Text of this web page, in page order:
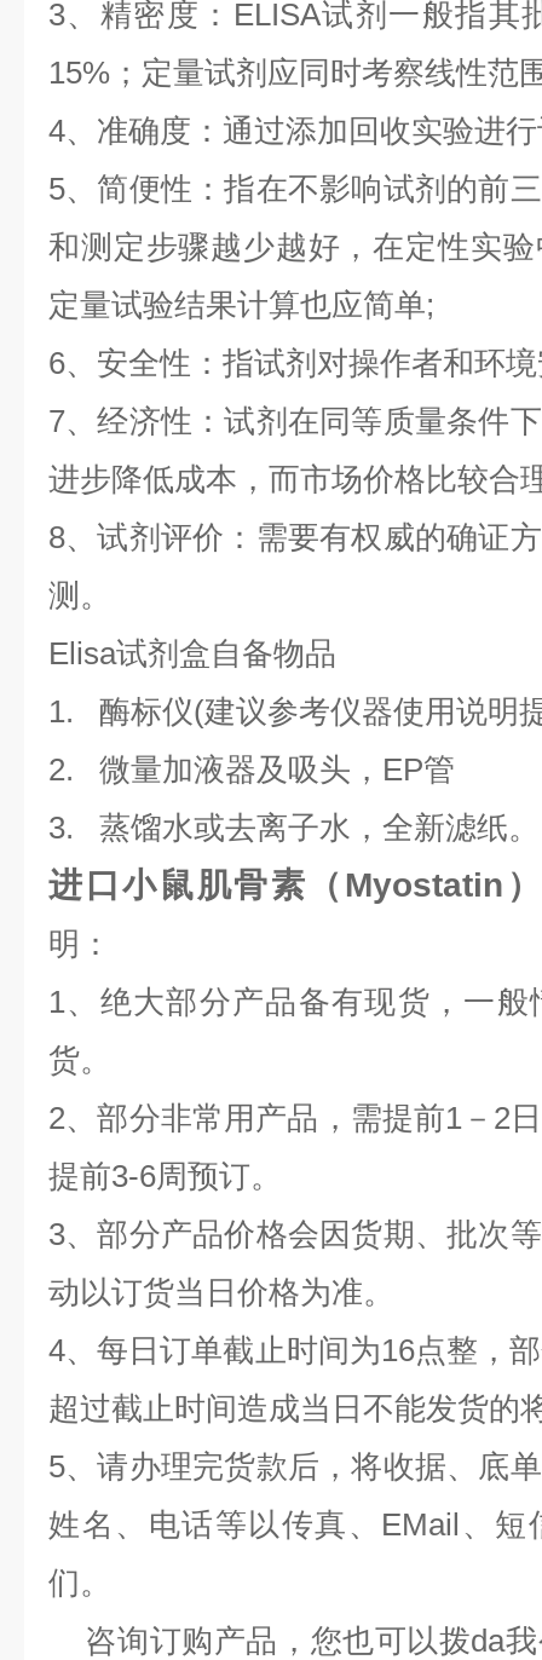
3、精密度：ELISA试剂一般指其
15%；定量试剂应同时考察线性范
4、准确度：通过添加回收实验进
5、简便性：指在不影响试剂的前
和测定步骤越少越好，在定性实
定量试验结果计算也应简单;
6、安全性：指试剂对操作者和环
7、经济性：试剂在同等质量条件
进步降低成本，而市场价格比较合
8、试剂评价：需要有权威的确证
测。
Elisa试剂盒自备物品
1. 酶标仪(建议参考仪器使用说明
2. 微量加液器及吸头，EP管
3. 蒸馏水或去离子水，全新滤纸。
进口小鼠肌骨素（Myostatin
明：
1、绝大部分产品备有现货，一
货。
2、部分非常用产品，需提前1－2
提前3-6周预订。
3、部分产品价格会因货期、批次
动以订货当日价格为准。
4、每日订单截止时间为16点整，
超过截止时间造成当日不能发货的
5、请办理完货款后，将收据、底
姓名、电话等以传真、EMail、
们。
咨询订购产品，您也可以拨da